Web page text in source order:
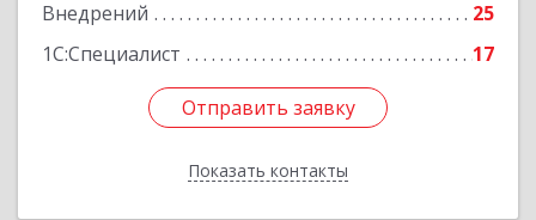
Внедрений
25
1С:Специалист
17
Отправить заявку
Показать контакты
Отправить заявку
Назад